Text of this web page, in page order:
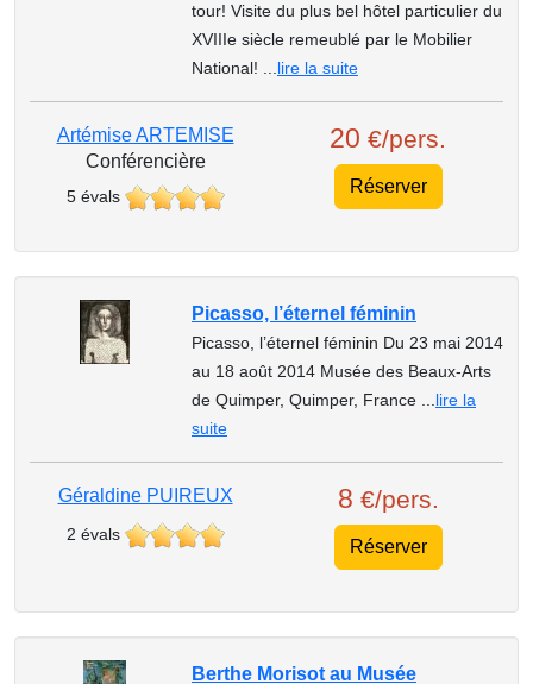
tour! Visite du plus bel hôtel particulier du
XVIIIe siècle remeublé par le Mobilier
National! ... lire la suite
Artémise ARTEMISE
Conférencière
5 évals
20 €/pers.
Réserver
Picasso, l’éternel féminin
Picasso, l’éternel féminin Du 23 mai 2014
au 18 août 2014 Musée des Beaux-Arts
de Quimper, Quimper, France ... lire la
suite
Géraldine PUIREUX
2 évals
8 €/pers.
Réserver
Berthe Morisot au Musée